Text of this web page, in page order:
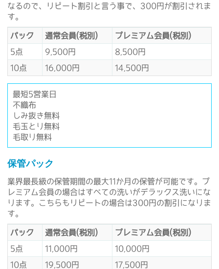
なるので、リピート割引と言う事で、300円が割引されま
す。
パック 通常会員(税別) プレミアム会員(税別)
5点 9,500円 8,500円
10点 16,000円 14,500円
最短5営業日
不織布
しみ抜き無料
毛玉とり無料
毛取り無料
保管パック
業界最長級の保管期間の最大11か月の保管が可能です。プ
レミアム会員の場合はすべての洗いがデラックス洗いにな
ります。こちらもリピートの場合は300円の割引になりま
す。
パック 通常会員(税別) プレミアム会員(税別)
5点 11,000円 10,000円
10点 19,500円 17,500円